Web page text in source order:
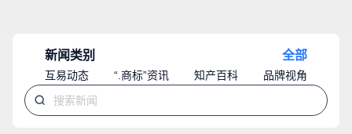
新闻类别 全部
互易动态 “.商标”资讯 知产百科 品牌视角